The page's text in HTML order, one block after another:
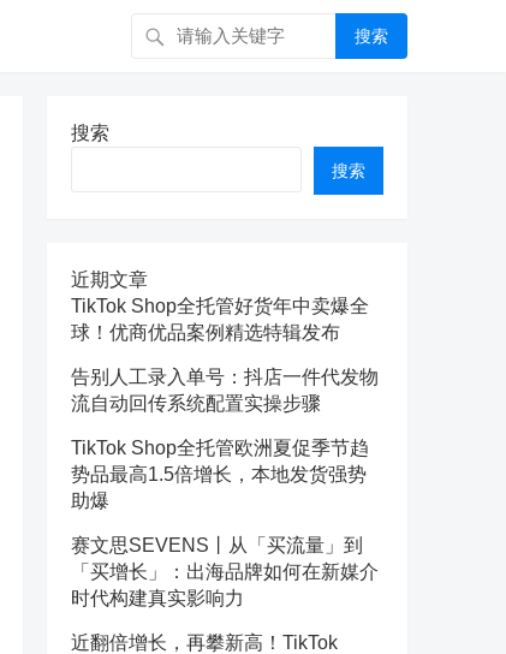
搜索
搜索
搜索
近期文章
TikTok Shop全托管好货年中卖爆全
球！优商优品案例精选特辑发布
告别人工录入单号：抖店一件代发物
流自动回传系统配置实操步骤
TikTok Shop全托管欧洲夏促季节趋
势品最高1.5倍增长，本地发货强势
助爆
赛文思SEVENS丨从「买流量」到
「买增长」：出海品牌如何在新媒介
时代构建真实影响力
近翻倍增长，再攀新高！TikTok